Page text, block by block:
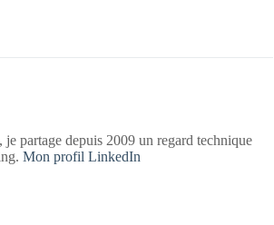
partage depuis 2009 un regard technique
Mon profil LinkedIn